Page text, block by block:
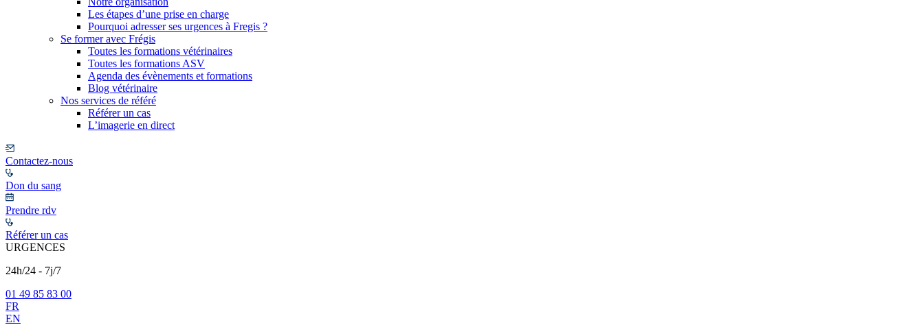
Les étapes d’une prise en charge
Pourquoi adresser ses urgences à Fregis ?
Se former avec Frégis
Toutes les formations vétérinaires
Toutes les formations ASV
Agenda des évènements et formations
Blog vétérinaire
Nos services de référé
Référer un cas
L’imagerie en direct
Contactez-nous
Don du sang
Prendre rdv
Référer un cas
URGENCES
24h/24 - 7j/7
01 49 85 83 00
FR
EN